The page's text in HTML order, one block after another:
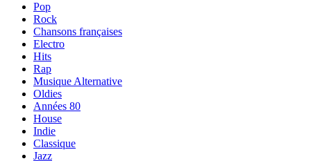
Pop
Rock
Chansons françaises
Electro
Hits
Rap
Musique Alternative
Oldies
Années 80
House
Indie
Classique
Jazz